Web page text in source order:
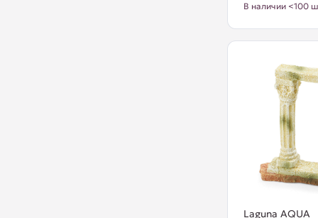
В наличии <100
Laguna AQUA